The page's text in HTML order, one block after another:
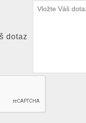
dotaz